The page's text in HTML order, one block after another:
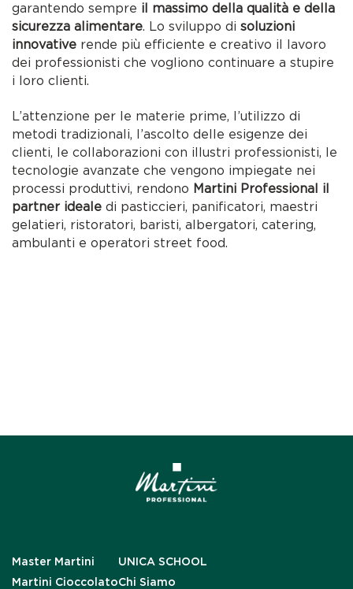
garantendo sempre il massimo della qualità e della
sicurezza alimentare. Lo sviluppo disoluzioni
innovative rende più efficiente e creativo il lavoro
dei professionisti che vogliono continuare a stupire
i loro clienti.
L’attenzione per le materie prime, l’utilizzo di
metodi tradizionali, l’ascolto delle esigenze dei
clienti, le collaborazioni con illustri professionisti, le
tecnologie avanzate che vengono impiegate nei
processi produttivi, rendono Martini Professional il
partner ideale di pasticcieri, panificatori, maestri
gelatieri, ristoratori, baristi, albergatori, catering,
ambulanti e operatori street food.
Master Martini
Martini Cioccolato
UNICA SCHOOL
Chi Siamo